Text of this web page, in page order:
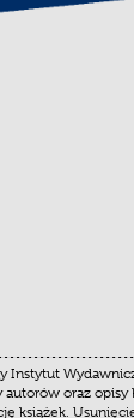
Instytut
autorów oraz opisy
książek.